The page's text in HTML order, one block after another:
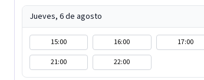
Jueves, 6 de agosto
15:00 16:00
17:00
21:00
22:00